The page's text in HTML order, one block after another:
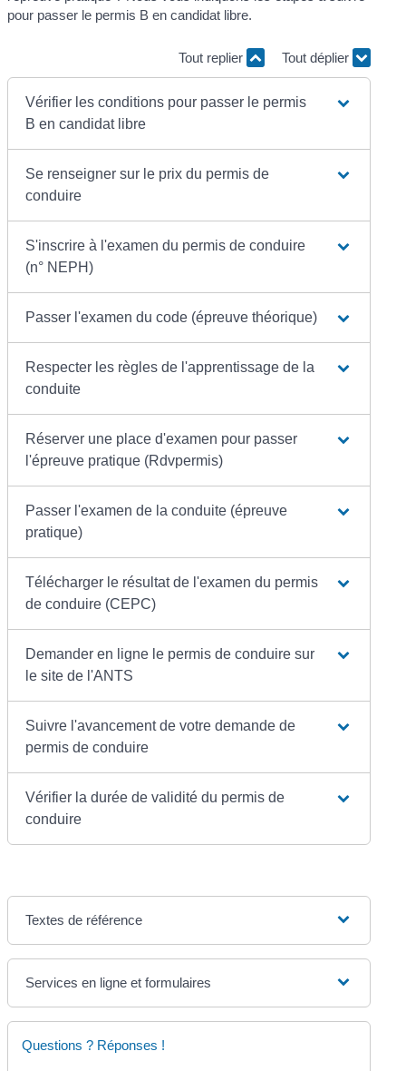
pour passer le permis B en candidat libre.
Tout replier Tout déplier
Vérifier les conditions pour passer le permis
B en candidat libre
Se renseigner sur le prix du permis de
conduire
S'inscrire à l'examen du permis de conduire
(n° NEPH)
Passer l'examen du code (épreuve théorique)
Respecter les règles de l'apprentissage de la
conduite
Réserver une place d'examen pour passer
l'épreuve pratique (Rdvpermis)
Passer l'examen de la conduite (épreuve
pratique)
Télécharger le résultat de l'examen du permis
de conduire (CEPC)
Demander en ligne le permis de conduire sur
le site de l'ANTS
Suivre l'avancement de votre demande de
permis de conduire
Vérifier la durée de validité du permis de
conduire
Textes de référence
Services en ligne et formulaires
Questions ? Réponses !